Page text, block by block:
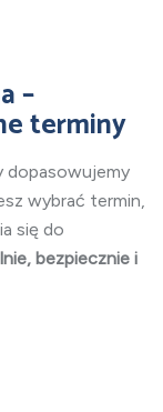
–
terminy
dopasowujemy
wybrać termin,
się do
bezpiecznie i